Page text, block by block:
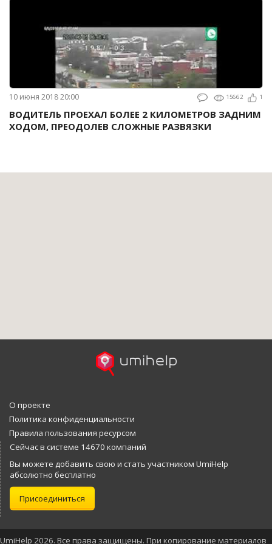
10 июня 2018 20:00 15662 1
ВОДИТЕЛЬ ПРОЕХАЛ БОЛЕЕ 2 КИЛОМЕТРОВ ЗАДНИМ
ХОДОМ, ПРЕОДОЛЕВ СЛОЖНЫЕ РАЗВЯЗКИ
О проекте
Политика конфиденциальности
Правила пользования ресурсом
Сейчас в системе 14670 компаний
Вы можете добавить свою и стать участником UmiHelp
абсолютно бесплатно
Присоединиться
UmiHelp 2026. Все права защищены. При копирование материалов